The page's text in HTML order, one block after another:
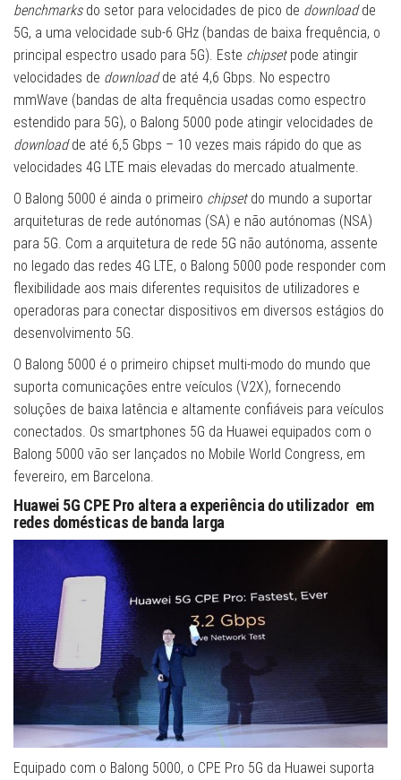
benchmarksdo setor para velocidades de pico de downloadde
5G, a uma velocidade sub-6 GHz (bandas de baixa frequência, o
principal espectro usado para 5G). Este chipsetpode atingir
velocidades de downloadde até 4,6 Gbps. No espectro
mmWave (bandas de alta frequência usadas como espectro
estendido para 5G), o Balong 5000 pode atingir velocidades de
downloadde até 6,5 Gbps – 10 vezes mais rápido do que as
velocidades 4G LTE mais elevadas do mercado atualmente.
O Balong 5000 é ainda o primeiro chipsetdo mundo a suportar
arquiteturas de rede autónomas (SA) e não autónomas (NSA)
para 5G. Com a arquitetura de rede 5G não autónoma, assente
no legado das redes 4G LTE, o Balong 5000 pode responder com
flexibilidade aos mais diferentes requisitos de utilizadores e
operadoras para conectar dispositivos em diversos estágios do
desenvolvimento 5G.
O Balong 5000 é o primeiro chipset multi-modo do mundo que
suporta comunicações entre veículos (V2X), fornecendo
soluções de baixa latência e altamente confiáveis para veículos
conectados. Os smartphones 5G da Huawei equipados com o
Balong 5000 vão ser lançados no Mobile World Congress, em
fevereiro, em Barcelona.
Huawei 5G CPE Pro altera a experiência do utilizador em
redes domésticas de banda larga
Equipado com o Balong 5000, o CPE Pro 5G da Huawei suporta